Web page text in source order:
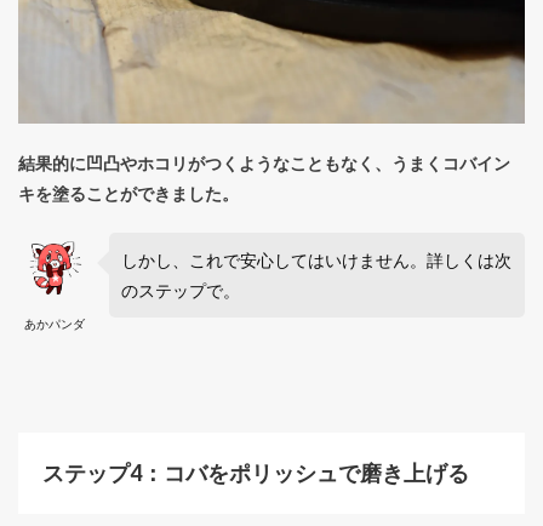
結果的に凹凸やホコリがつくようなこともなく、うまくコバイン
キを塗ることができました。
あかパンダ
しかし、これで安心してはいけません。詳しくは次
のステップで。
ステップ4：コバをポリッシュで磨き上げる